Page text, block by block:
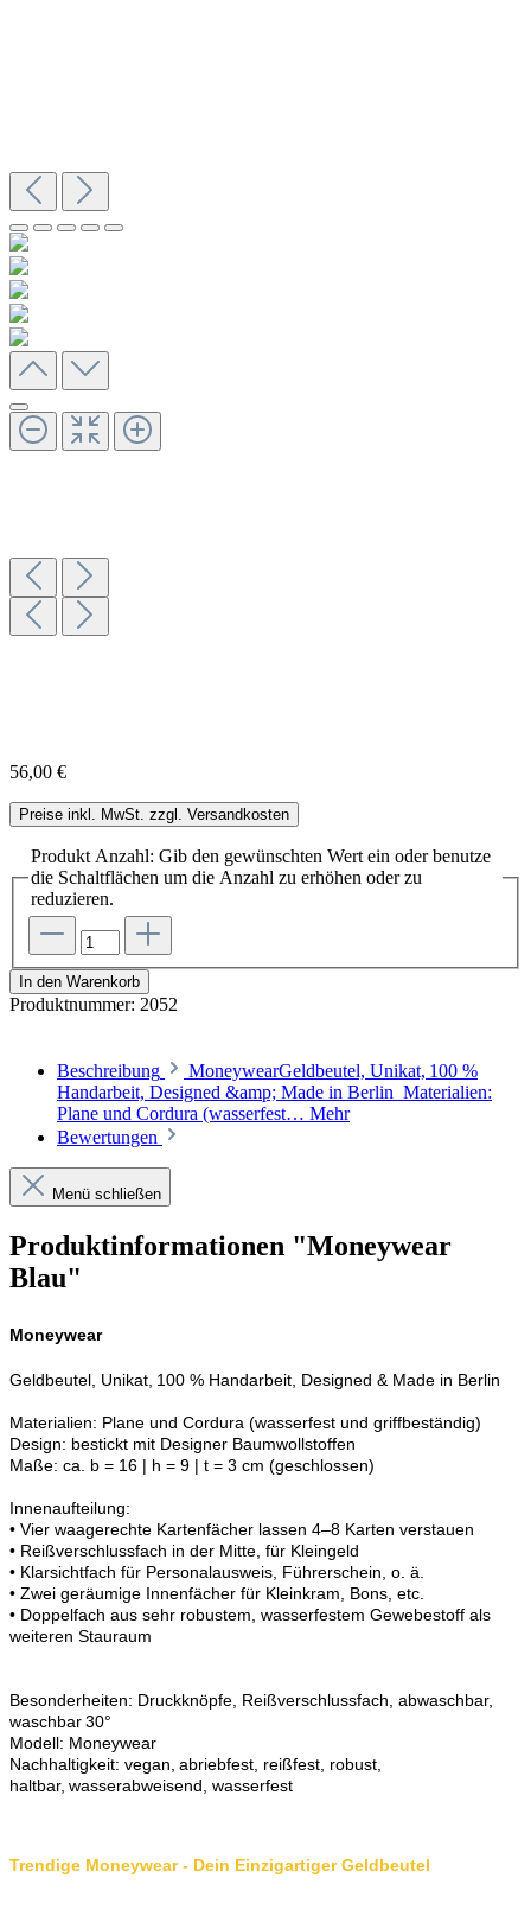
56,00 €
Preise inkl. MwSt. zzgl. Versandkosten
Produkt Anzahl: Gib den gewünschten Wert ein oder benutze
die Schaltflächen um die Anzahl zu erhöhen oder zu
reduzieren.
In den Warenkorb
Produktnummer: 2052
Beschreibung
MoneywearGeldbeutel, Unikat, 100 %
Handarbeit, Designed &amp; Made in Berlin Materialien:
Plane und Cordura (wasserfest… Mehr
Bewertungen
Menü schließen
Produktinformationen "Moneywear
Blau"
Moneywear
Geldbeutel, Unikat, 100 % Handarbeit, Designed & Made in Berlin
Materialien: Plane und Cordura (wasserfest und griffbeständig)
Design: bestickt mit Designer Baumwollstoffen
Maße: ca. b = 16 | h = 9 | t = 3 cm (geschlossen)
Innenaufteilung:
• Vier waagerechte Kartenfächer lassen 4–8 Karten verstauen
• Reißverschlussfach in der Mitte, für Kleingeld
• Klarsichtfach für Personalausweis, Führerschein, o. ä.
• Zwei geräumige Innenfächer für Kleinkram, Bons, etc.
• Doppelfach aus sehr robustem, wasserfestem Gewebestoff als
weiteren Stauraum
Besonderheiten: Druckknöpfe, Reißverschlussfach, abwaschbar,
waschbar 30°
Modell: Moneywear
Nachhaltigkeit: vegan, abriebfest, reißfest, robust,
haltbar, wasserabweisend, wasserfest
Trendige Moneywear - Dein Einzigartiger Geldbeutel